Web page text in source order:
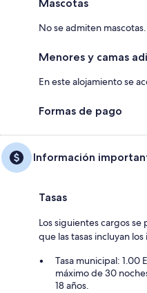
Mascotas
No se admiten mascotas.
Menores y camas
En este alojamiento se
Formas de pago
Información
Tasas
Los siguientes cargos
que las tasas incluyan
Tasa municipal: 1.00
máximo de 30
18 años.